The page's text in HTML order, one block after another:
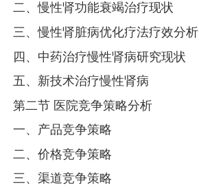
二、慢性肾功能衰竭治疗现状
三、慢性肾脏病优化疗法疗效分析
四、中药治疗慢性肾病研究现状
五、新技术治疗慢性肾病
第二节 医院竞争策略分析
一、产品竞争策略
二、价格竞争策略
三、渠道竞争策略